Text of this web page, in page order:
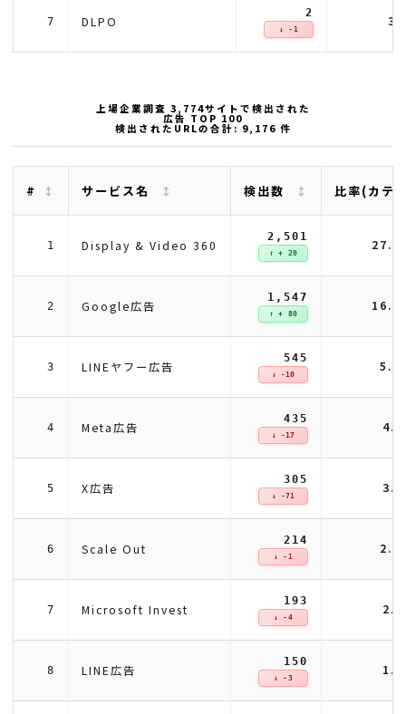
7 DLPO
2
↓ -1
上場企業調査 3,774サイトで検出された
広告 TOP 100
検出されたURLの合計: 9,176 件
# サービス名 検出数 比率(カテ
1 Display & Video 360
2,501
↑ + 20
2 Google広告
1,547
↑ + 80
3 LINEヤフー広告
545
↓ -10
4 Meta広告
435
↓ -17
5 X広告
305
↓ -71
6 Scale Out
214
↓ -1
7 Microsoft Invest
193
↓ -4
8 LINE広告
150
↓ -3